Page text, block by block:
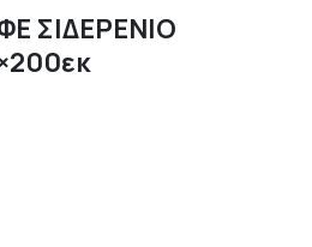
ΣΙΔΕΡΕΝΙΟ